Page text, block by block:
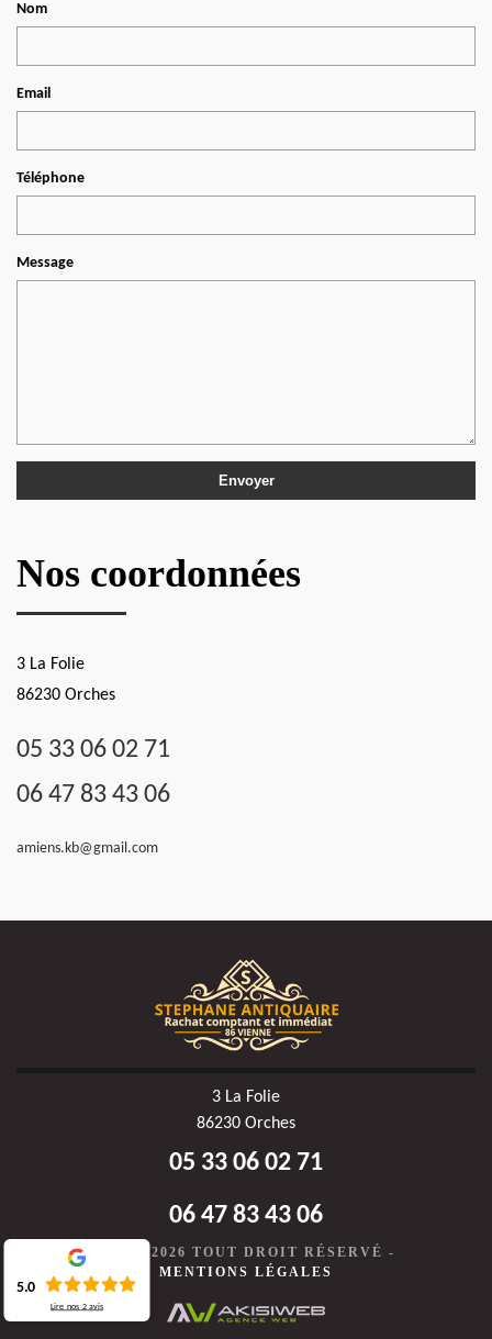
Nom
Email
Téléphone
Message
Nos coordonnées
3 La Folie
86230 Orches
05 33 06 02 71
06 47 83 43 06
amiens.kb@gmail.com
3 La Folie
86230 Orches
05 33 06 02 71
06 47 83 43 06
©2020-2026 TOUT DROIT RÉSERVÉ -
MENTIONS LÉGALES
5.0
Lire nos 2avis